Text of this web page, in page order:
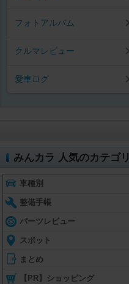
フォトアルバム
クルマレビュー
愛車ログ
みんカラ 人気のカテゴリ
車種別
整備手帳
パーツレビュー
スポット
まとめ
【PR】ショッピング